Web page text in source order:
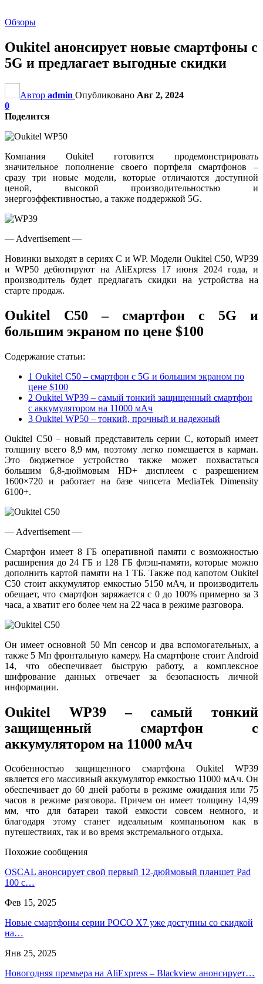
Обзоры
Oukitel анонсирует новые смартфоны с
5G и предлагает выгодные скидки
Автор admin Опубликовано Авг 2, 2024
0
Поделится
Компания Oukitel готовится продемонстрировать
значительное пополнение своего портфеля смартфонов –
сразу три новые модели, которые отличаются доступной
ценой, высокой производительностью и
энергоэффективностью, а также поддержкой 5G.
— Advertisement —
Новинки выходят в сериях C и WP. Модели Oukitel C50, WP39
и WP50 дебютируют на AliExpress 17 июня 2024 года, и
производитель будет предлагать скидки на устройства на
старте продаж.
Oukitel C50 – смартфон с 5G и
большим экраном по цене $100
Содержание статьи:
1 Oukitel C50 – смартфон с 5G и большим экраном по
цене $100
2 Oukitel WP39 – самый тонкий защищенный смартфон
с аккумулятором на 11000 мАч
3 Oukitel WP50 – тонкий, прочный и надежный
Oukitel C50 – новый представитель серии C, который имеет
толщину всего 8,9 мм, поэтому легко помещается в карман.
Это бюджетное устройство также может похвастаться
большим 6,8-дюймовым HD+ дисплеем с разрешением
1600×720 и работает на базе чипсета MediaTek Dimensity
6100+.
— Advertisement —
Смартфон имеет 8 ГБ оперативной памяти с возможностью
расширения до 24 ГБ и 128 ГБ флэш-памяти, которые можно
дополнить картой памяти на 1 ТБ. Также под капотом Oukitel
C50 стоит аккумулятор емкостью 5150 мАч, и производитель
обещает, что смартфон заряжается с 0 до 100% примерно за 3
часа, а хватит его более чем на 22 часа в режиме разговора.
Он имеет основной 50 Мп сенсор и два вспомогательных, а
также 5 Мп фронтальную камеру. На смартфоне стоит Android
14, что обеспечивает быструю работу, а комплексное
шифрование данных отвечает за безопасность личной
информации.
Oukitel WP39 – самый тонкий
защищенный смартфон с
аккумулятором на 11000 мАч
Особенностью защищенного смартфона Oukitel WP39
является его массивный аккумулятор емкостью 11000 мАч. Он
обеспечивает до 60 дней работы в режиме ожидания или 75
часов в режиме разговора. Причем он имеет толщину 14,99
мм, что для батареи такой емкости совсем немного, и
благодаря этому станет идеальным компаньоном как в
путешествиях, так и во время экстремального отдыха.
Похожие сообщения
OSCAL анонсирует свой первый 12-дюймовый планшет Pad
100 с…
Фев 15, 2025
Новые смартфоны серии POCO X7 уже доступны со скидкой
на…
Янв 25, 2025
Новогодняя премьера на AliExpress – Blackview анонсирует…